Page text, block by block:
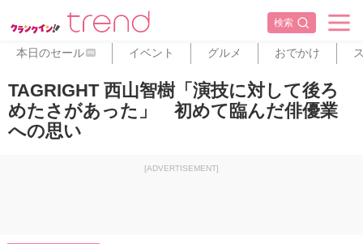
検索
本日のセール PR イベント グルメ おでかけ
TAGRIGHT 西山智樹「演技に対して後ろ
めたさがあった」 初めて臨んだ俳優業
への思い
[ADVERTISEMENT]